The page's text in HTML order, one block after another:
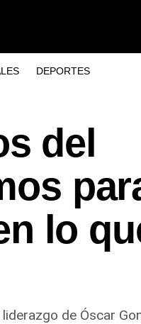
DEPORTES
del
lo
de Óscar